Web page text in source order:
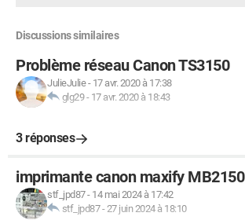
Discussions similaires
Problème réseau Canon TS3150
JulieJulie- 17 avr. 2020 à 17:38
glg29- 17 avr. 2020 à 18:43
3 réponses
imprimante canon maxify MB2150
stf_jpd87- 14 mai 2024 à 17:42
stf_jpd87-27 juin 2024 à 18:10